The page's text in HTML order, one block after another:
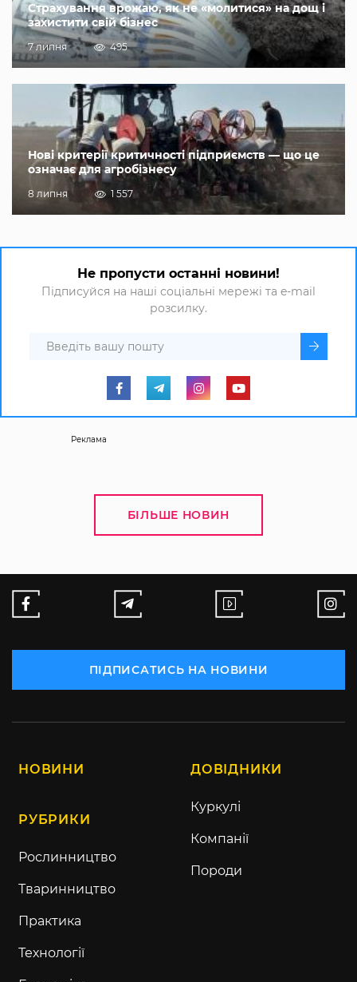
Страхування врожаю, як не «молитися» на дощ і
захистити свій бізнес
7 липня 495
Нові критерії критичності підприємств — що це
означає для агробізнесу
8 липня 1 557
Не пропусти останні новини!
Підписуйся на наші соціальні мережі та e-mail
розсилку.
Реклама
БІЛЬШЕ НОВИН
ПІДПИСАТИСЬ НА НОВИНИ
НОВИНИ
РУБРИКИ
Рослинництво
Тваринництво
Практика
Технології
ДОВІДНИКИ
Куркулі
Компанії
Породи